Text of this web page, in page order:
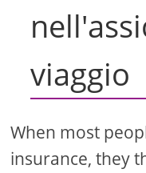
viaggio
When most
insurance, they